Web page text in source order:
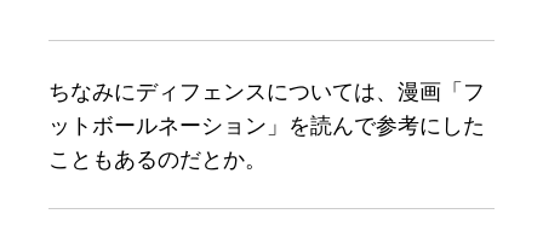
ちなみにディフェンスについては、漫画「フ
ットボールネーション」を読んで参考にした
こともあるのだとか。